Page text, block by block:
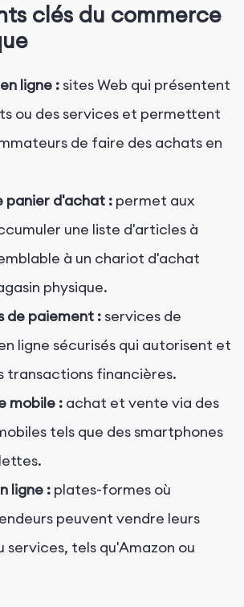
clés du commerce
ligne :sites Web qui présentent
ou des services et permettent
de faire des achats en
panier d'achat : permet aux
une liste d'articles à
à un chariot d'achat
physique.
de paiement :services de
ligne sécurisés qui autorisent et
transactions financières.
mobile : achat et vente via des
tels que des smartphones
ligne : plates-formes où
peuvent vendre leurs
services, tels qu'Amazon ou